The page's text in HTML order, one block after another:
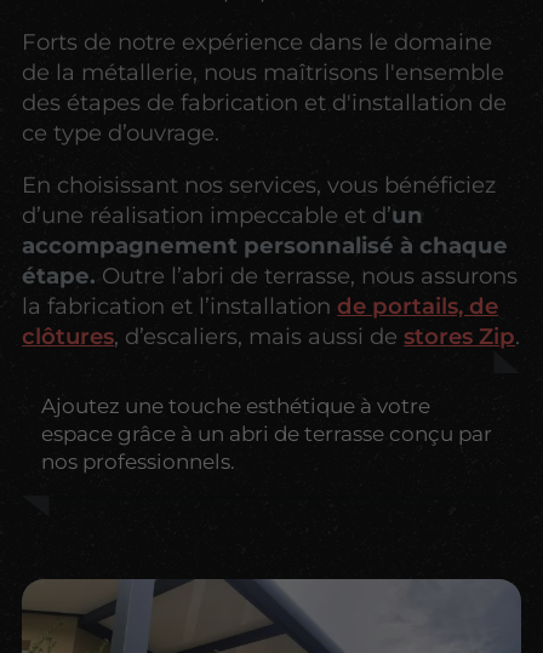
Forts de notre expérience dans le domaine
de la métallerie, nous maîtrisons l'ensemble
des étapes de fabrication et d'installation de
ce type d’ouvrage.
En choisissant nos services, vous bénéficiez
d’une réalisation impeccable et d’un
accompagnement personnalisé à chaque
étape. Outre l’abri de terrasse, nous assurons
la fabrication et l’installation de portails, de
clôtures, d’escaliers, mais aussi destores Zip.
Ajoutez une touche esthétique à votre
espace grâce à un abri de terrasse conçu par
nos professionnels.